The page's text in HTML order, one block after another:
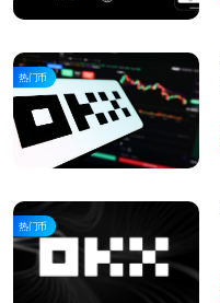
热门币
热门币